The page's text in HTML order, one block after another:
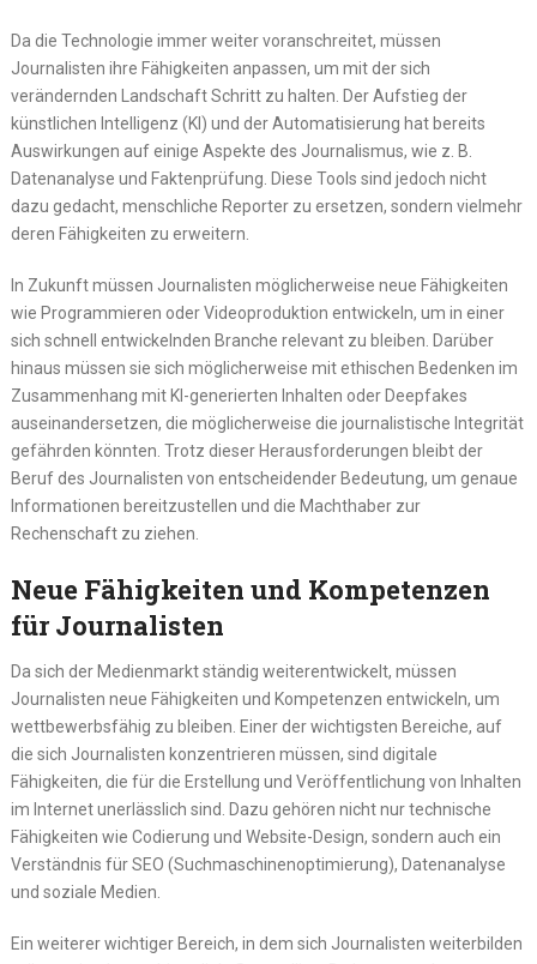
Da die Technologie immer weiter voranschreitet, müssen
Journalisten ihre Fähigkeiten anpassen, um mit der sich
verändernden Landschaft Schritt zu halten. Der Aufstieg der
künstlichen Intelligenz (KI) und der Automatisierung hat bereits
Auswirkungen auf einige Aspekte des Journalismus, wie z. B.
Datenanalyse und Faktenprüfung. Diese Tools sind jedoch nicht
dazu gedacht, menschliche Reporter zu ersetzen, sondern vielmehr
deren Fähigkeiten zu erweitern.
In Zukunft müssen Journalisten möglicherweise neue Fähigkeiten
wie Programmieren oder Videoproduktion entwickeln, um in einer
sich schnell entwickelnden Branche relevant zu bleiben. Darüber
hinaus müssen sie sich möglicherweise mit ethischen Bedenken im
Zusammenhang mit KI-generierten Inhalten oder Deepfakes
auseinandersetzen, die möglicherweise die journalistische Integrität
gefährden könnten. Trotz dieser Herausforderungen bleibt der
Beruf des Journalisten von entscheidender Bedeutung, um genaue
Informationen bereitzustellen und die Machthaber zur
Rechenschaft zu ziehen.
Neue Fähigkeiten und Kompetenzen
für Journalisten
Da sich der Medienmarkt ständig weiterentwickelt, müssen
Journalisten neue Fähigkeiten und Kompetenzen entwickeln, um
wettbewerbsfähig zu bleiben. Einer der wichtigsten Bereiche, auf
die sich Journalisten konzentrieren müssen, sind digitale
Fähigkeiten, die für die Erstellung und Veröffentlichung von Inhalten
im Internet unerlässlich sind. Dazu gehören nicht nur technische
Fähigkeiten wie Codierung und Website-Design, sondern auch ein
Verständnis für SEO (Suchmaschinenoptimierung), Datenanalyse
und soziale Medien.
Ein weiterer wichtiger Bereich, in dem sich Journalisten weiterbilden